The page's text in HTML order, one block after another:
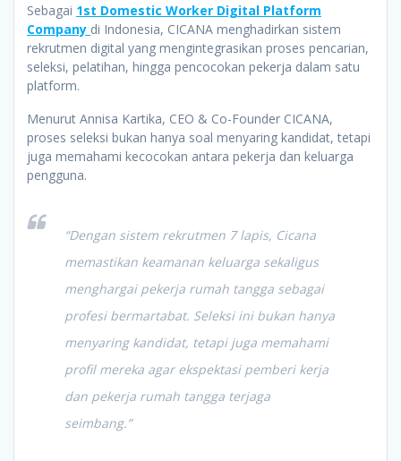
Sebagai 1st Domestic Worker Digital Platform
Company di Indonesia, CICANA menghadirkan sistem
rekrutmen digital yang mengintegrasikan proses pencarian,
seleksi, pelatihan, hingga pencocokan pekerja dalam satu
platform.
Menurut Annisa Kartika, CEO & Co-Founder CICANA,
proses seleksi bukan hanya soal menyaring kandidat, tetapi
juga memahami kecocokan antara pekerja dan keluarga
pengguna.
“Dengan sistem rekrutmen 7 lapis, Cicana
memastikan keamanan keluarga sekaligus
menghargai pekerja rumah tangga sebagai
profesi bermartabat. Seleksi ini bukan hanya
menyaring kandidat, tetapi juga memahami
profil mereka agar ekspektasi pemberi kerja
dan pekerja rumah tangga terjaga
seimbang.”